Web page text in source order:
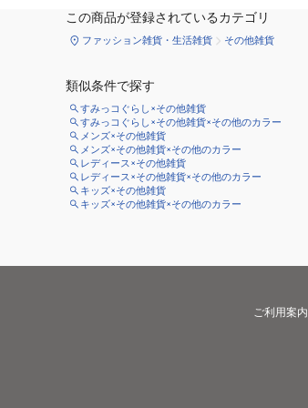
この商品が登録されているカテゴリ
ファッション雑貨・生活雑貨 その他雑貨
類似条件で探す
すみっコぐらし×その他雑貨
すみっコぐらし×その他雑貨×その他のカラー
メンズ×その他雑貨
メンズ×その他雑貨×その他のカラー
レディース×その他雑貨
レディース×その他雑貨×その他のカラー
キッズ×その他雑貨
キッズ×その他雑貨×その他のカラー
ご利用案内